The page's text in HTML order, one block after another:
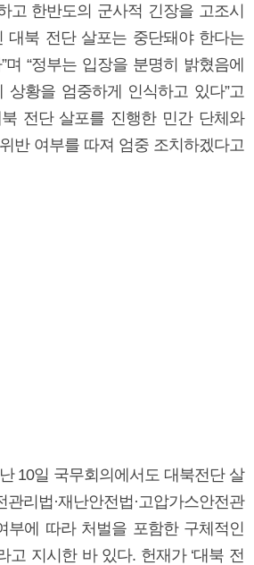
고 한반도의 군사적 긴장을 고조시
대북 전단 살포는 중단돼야 한다는
며 “정부는 입장을 분명히 밝혔음에
상황을 엄중하게 인식하고 있다”고
전단 살포를 진행한 민간 단체와
반 여부를 따져 엄중 조치하겠다고
10일 국무회의에서도 대북전단 살
관리법·재난안전법·고압가스안전관
부에 따라 처벌을 포함한 구체적인
고 지시한 바 있다. 헌재가 ‘대북 전